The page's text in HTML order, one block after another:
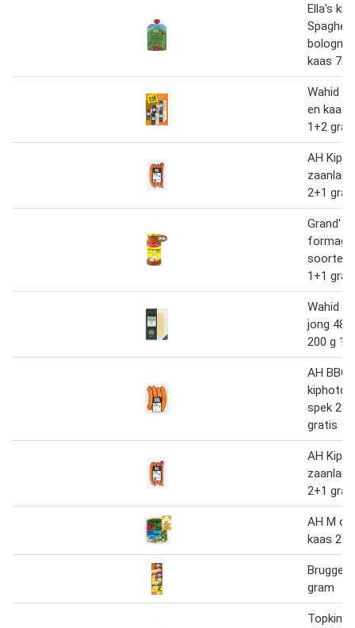
Ella's
kaas
Wahid
en kaas
1+2
AH Kip
2+1
Grand'
soorten
1+1
Wahid
jong 48+
200 g
AH BBQ
spek
gratis
AH Kip
2+1
AH M
kaas
Brugge
gram
Topking